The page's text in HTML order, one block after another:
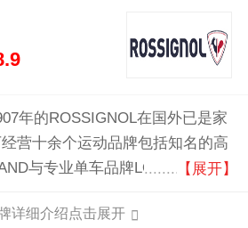
年的ROSSIGNOL在国外已是家
营十余个运动品牌包括知名的高
与专业单车品牌LOOK，并排
王国,确切地说它是滑行运动的
【展开】
详细介绍点击展开